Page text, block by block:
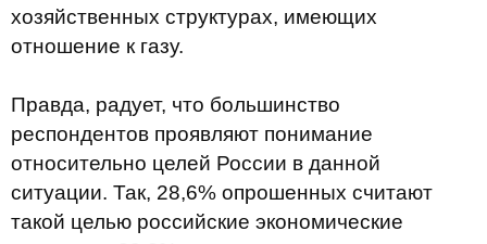
хозяйственных структурах, имеющих
отношение к газу.
Правда, радует, что большинство
респондентов проявляют понимание
относительно целей России в данной
ситуации. Так, 28,6% опрошенных считают
такой целью российские экономические